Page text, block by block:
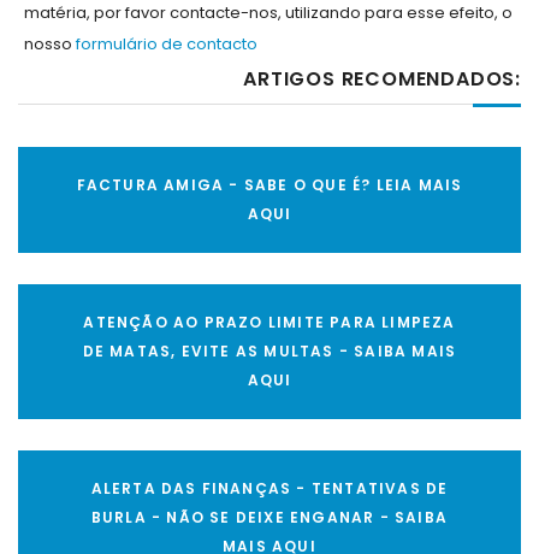
matéria, por favor contacte-nos, utilizando para esse efeito, o
nossoformulário de contacto
ARTIGOS RECOMENDADOS:
FACTURA AMIGA - SABE O QUE É? LEIA MAIS
AQUI
ATENÇÃO AO PRAZO LIMITE PARA LIMPEZA
DE MATAS, EVITE AS MULTAS - SAIBA MAIS
AQUI
ALERTA DAS FINANÇAS - TENTATIVAS DE
BURLA - NÃO SE DEIXE ENGANAR - SAIBA
MAIS AQUI